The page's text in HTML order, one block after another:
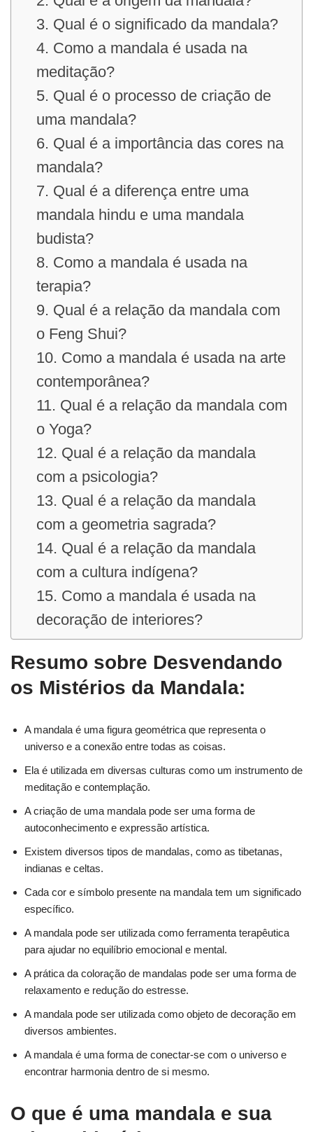
3. Qual é o significado da mandala?
4. Como a mandala é usada na
meditação?
5. Qual é o processo de criação de
uma mandala?
6. Qual é a importância das cores na
mandala?
7. Qual é a diferença entre uma
mandala hindu e uma mandala
budista?
8. Como a mandala é usada na
terapia?
9. Qual é a relação da mandala com
o Feng Shui?
10. Como a mandala é usada na arte
contemporânea?
11. Qual é a relação da mandala com
o Yoga?
12. Qual é a relação da mandala
com a psicologia?
13. Qual é a relação da mandala
com a geometria sagrada?
14. Qual é a relação da mandala
com a cultura indígena?
15. Como a mandala é usada na
decoração de interiores?
Resumo sobre Desvendando
os Mistérios da Mandala:
A mandala é uma figura geométrica que representa o
universo e a conexão entre todas as coisas.
Ela é utilizada em diversas culturas como um instrumento de
meditação e contemplação.
A criação de uma mandala pode ser uma forma de
autoconhecimento e expressão artística.
Existem diversos tipos de mandalas, como as tibetanas,
indianas e celtas.
Cada cor e símbolo presente na mandala tem um significado
específico.
A mandala pode ser utilizada como ferramenta terapêutica
para ajudar no equilíbrio emocional e mental.
A prática da coloração de mandalas pode ser uma forma de
relaxamento e redução do estresse.
A mandala pode ser utilizada como objeto de decoração em
diversos ambientes.
A mandala é uma forma de conectar-se com o universo e
encontrar harmonia dentro de si mesmo.
O que é uma mandala e sua